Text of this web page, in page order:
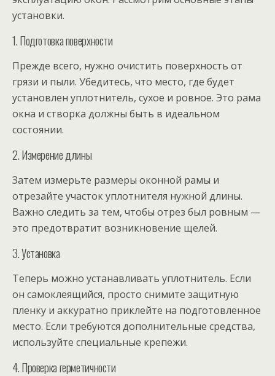
установки.
1. Подготовка поверхности
Прежде всего, нужно очистить поверхность от
грязи и пыли. Убедитесь, что место, где будет
установлен уплотнитель, сухое и ровное. Это рама
окна и створка должны быть в идеальном
состоянии.
2. Измерение длины
Затем измерьте размеры оконной рамы и
отрезайте участок уплотнителя нужной длины.
Важно следить за тем, чтобы отрез был ровным —
это предотвратит возникновение щелей.
3. Установка
Теперь можно устанавливать уплотнитель. Если
он самоклеящийся, просто снимите защитную
пленку и аккуратно приклейте на подготовленное
место. Если требуются дополнительные средства,
используйте специальные крепежи.
4. Проверка герметичности